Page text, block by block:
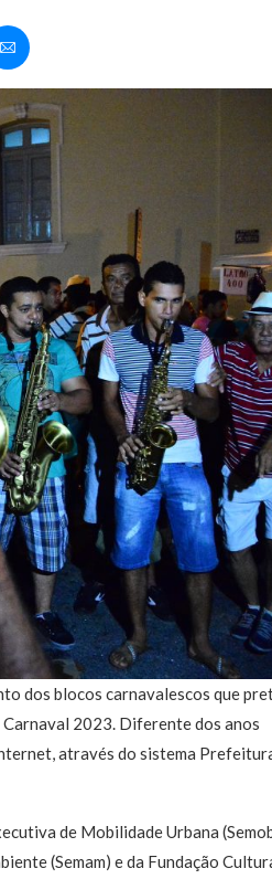
dos blocos carnavalescos que
2023. Diferente dos anos
através do sistema
de Mobilidade Urbana
(Semam) e da Fundação